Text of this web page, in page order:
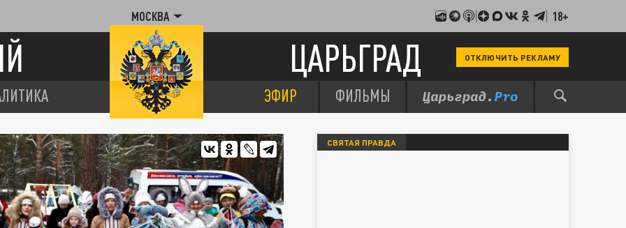
МОСКВА 18+
ЦАРЬГРАД ОТКЛЮЧИТЬ РЕКЛАМУ
ЭФИР ФИЛЬМЫ
СВЯТАЯ ПРАВДА